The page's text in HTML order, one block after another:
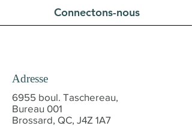
Connectons-nous
Adresse
6955 boul. Taschereau,
Bureau 001
Brossard, QC, J4Z 1A7